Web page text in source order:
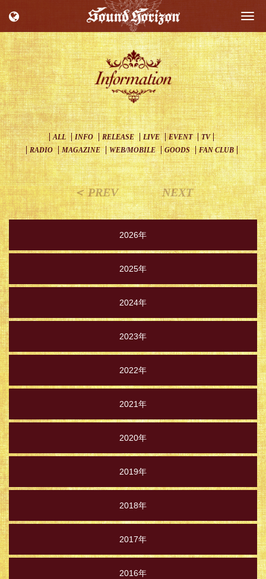
ALL INFO RELEASE LIVE EVENT
TV
RADIO
MAGAZINE WEB/MOBILE GOODS FAN CLUB
＜ PREV NEXT
2026年
2025年
2024年
2023年
2022年
2021年
2020年
2019年
2018年
2017年
2016年